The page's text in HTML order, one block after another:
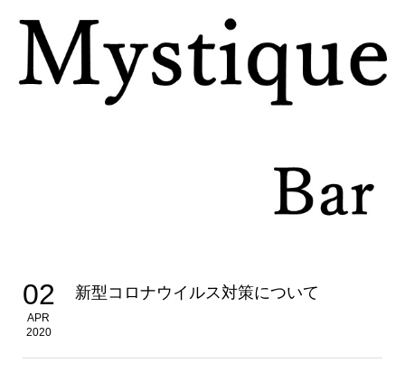
02
APR
2020
新型コロナウイルス対策について